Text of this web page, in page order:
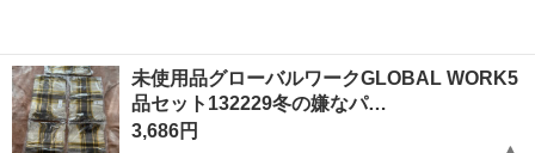
未使用品グローバルワークGLOBAL WORK5
品セット132229冬の嫌なパ…
3,686円